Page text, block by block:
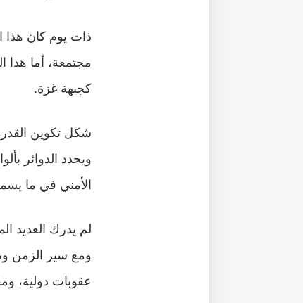
ذات يوم كان هذا
مجتمعة، أما هذا
كجبهة غزة.
ويحدد الدوائر
الأمني في ما
لم يدرك العديد
ومع سير الزمن
عقوبات دولية،